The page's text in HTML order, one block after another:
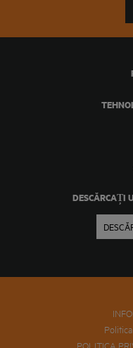
DESCĂRCAȚI
POLITICA